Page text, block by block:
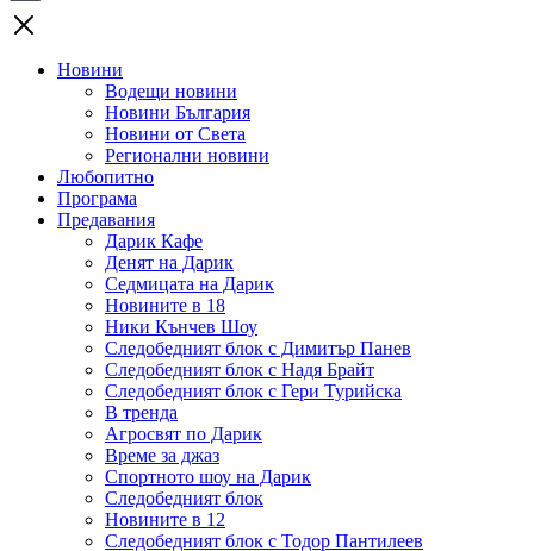
Новини
Водещи новини
Новини България
Новини от Света
Регионални новини
Любопитно
Програма
Предавания
Дарик Кафе
Денят на Дарик
Седмицата на Дарик
Новините в 18
Ники Кънчев Шоу
Следобедният блок с Димитър Панев
Следобедният блок с Надя Брайт
Следобедният блок с Гери Турийска
В тренда
Агросвят по Дарик
Време за джаз
Спортното шоу на Дарик
Следобедният блок
Новините в 12
Следобедният блок с Тодор Пантилеев